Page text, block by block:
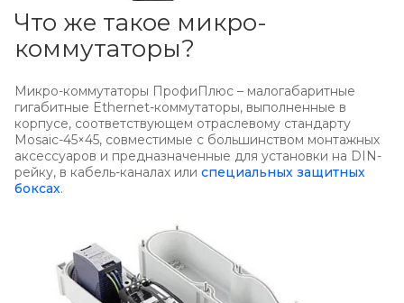
Что же такое микро-
коммутаторы?
Микро-коммутаторы ПрофиПлюс – малогабаритные
гигабитные Ethernet-коммутаторы, выполненные в
корпусе, соответствующем отраслевому стандарту
Mosaic-45×45, совместимые с большинством монтажных
аксессуаров и предназначенные для установки на DIN-
рейку, в кабель-каналах или специальных защитных
боксах.